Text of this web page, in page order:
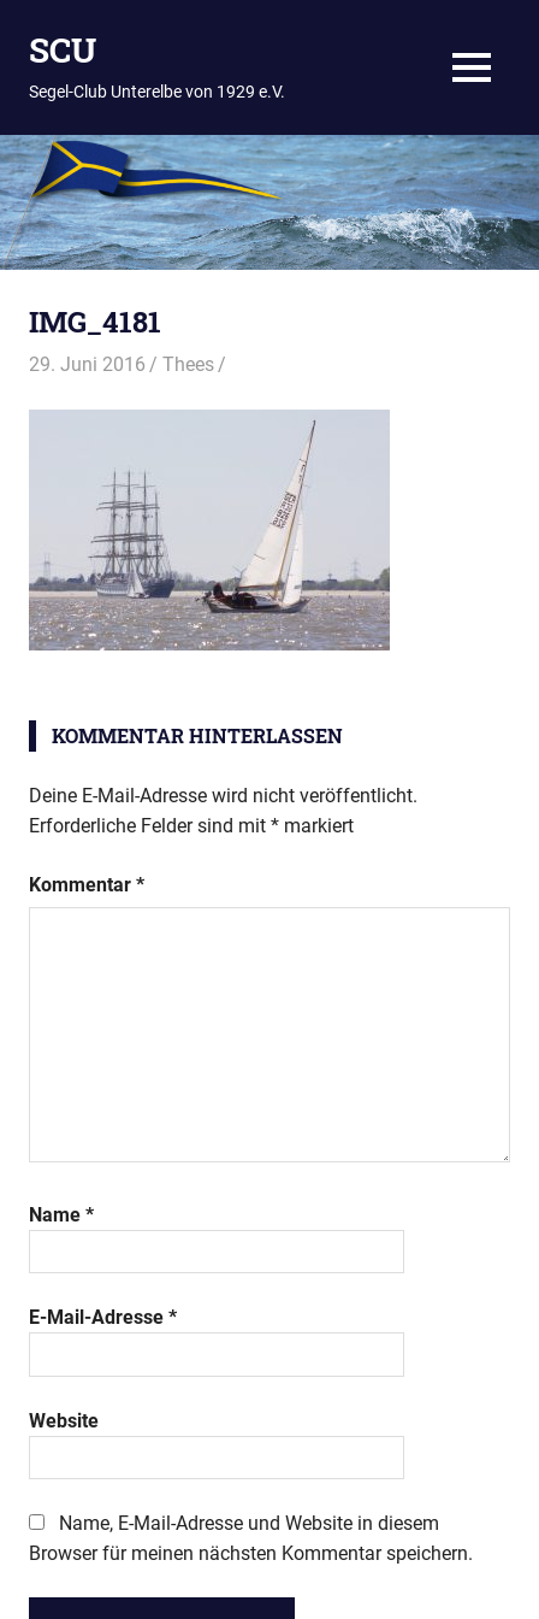
InhaltSCU
Segel-Club Unterelbe von 1929 e.V. MENÜ
IMG_4181
29. Juni 2016 Thees
KOMMENTAR HINTERLASSEN
Deine E-Mail-Adresse wird nicht veröffentlicht.
Erforderliche Felder sind mit * markiert
Kommentar *
Name *
E-Mail-Adresse *
Website
Name, E-Mail-Adresse und Website in diesem
Browser für meinen nächsten Kommentar speichern.